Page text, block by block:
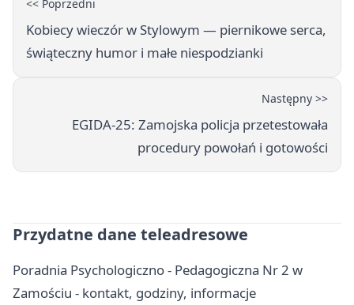
<< Poprzedni
Kobiecy wieczór w Stylowym — piernikowe serca,
świąteczny humor i małe niespodzianki
Następny >>
EGIDA-25: Zamojska policja przetestowała
procedury powołań i gotowości
Przydatne dane teleadresowe
Poradnia Psychologiczno - Pedagogiczna Nr 2 w
Zamościu - kontakt, godziny, informacje